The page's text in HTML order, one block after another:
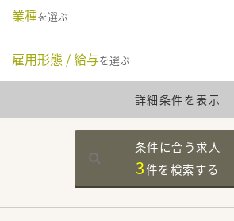
業種を選ぶ
雇用形態 / 給与を選ぶ
詳細条件を表示
条件に合う求人
3件を検索する